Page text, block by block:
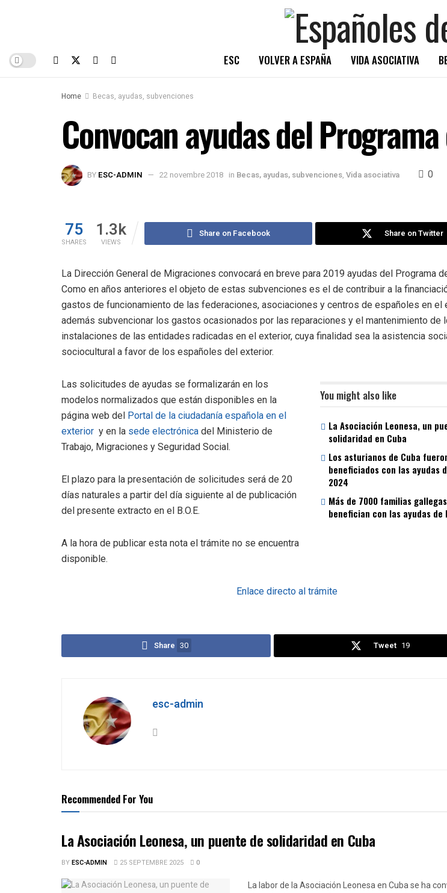
ESC VOLVER A ESPAÑA VIDA ASOCIATIVA
Home Becas, ayudas, subvenciones
Convocan ayudas del
BY ESC-ADMIN 22 novembre 2018 in Becas, ayudas, subvenciones, Vida asociativa 0
75
SHARES
1.3k
VIEWS
Share on Facebook Share on Twitter
La Dirección General de Migraciones convocará en breve para 2019 ayudas del Programa
Como en años anteriores el objeto de estas subvenciones es el de contribuir a la
gastos de funcionamiento de las federaciones, asociaciones y centros de españoles en el
además subvencionar los gastos ocasionados por las reparaciones y el mantenimiento de
instalaciones de las entidades radicadas en el exterior, cuya finalidad sea la asistencia
sociocultural a favor de los españoles del exterior.
You might also like
La Asociación Leonesa, un
solidaridad en Cuba
Los asturianos de Cuba
beneficiados con las ayudas
2024
Más de 7000 familias
benefician con las ayudas de
Las solicitudes de ayudas se formalizarán en los
modelos normalizados que están disponibles en la
página web del
Portal de la ciudadanía española en el
exterior y en la sede electrónica del Ministerio de
Trabajo, Migraciones y Seguridad Social.
El plazo para la presentación de solicitudes será de 20
días naturales a partir del día siguiente al de publicación
del presente extracto en el B.O.E.
A la hora de publicar esta nota el trámite no se encuentra
disponible.
Enlace directo al trámite
Share 30 Tweet 19
esc-admin
Recommended For You
La Asociación Leonesa, un puente de solidaridad en Cuba
BYESC-ADMIN 25 SEPTEMBRE 2025 0
La labor de la Asociación Leonesa en Cuba se ha